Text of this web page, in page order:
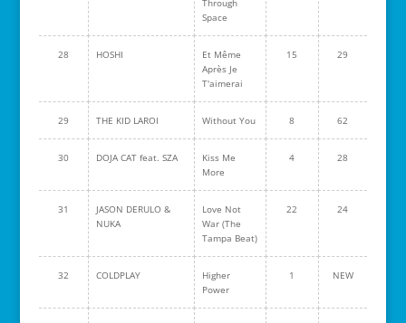
Through
Space
28 HOSHI
Et Même
Après Je
T'aimerai
15 29
29 THE KID LAROI Without You 8 62
30 DOJA CAT feat. SZA
Kiss Me
More
4 28
31
JASON DERULO &
NUKA
Love Not
War (The
Tampa Beat)
22 24
32 COLDPLAY
Higher
Power
1 NEW